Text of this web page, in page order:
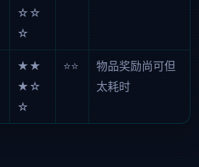
☆☆
☆
★★
★☆
☆
⭐⭐
物品奖励尚可但
太耗时